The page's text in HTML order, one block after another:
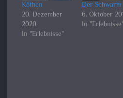
Köthen
20. Dezember
2020
In "Erlebnisse"
Der Schwarm
6. Oktober
In